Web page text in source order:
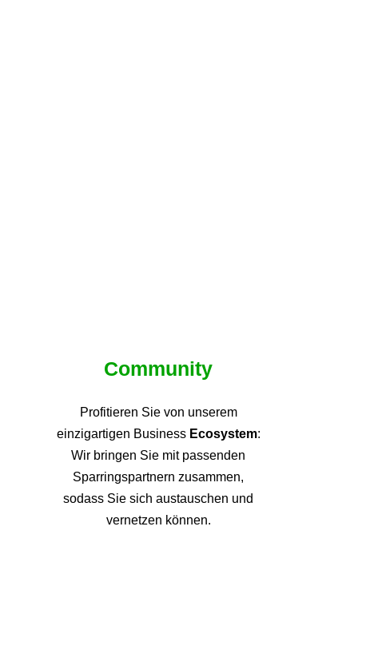
Community
Profitieren Sie von unserem
einzigartigen Business Ecosystem:
Wir bringen Sie mit passenden
Sparringspartnern zusammen,
sodass Sie sich austauschen und
vernetzen können.